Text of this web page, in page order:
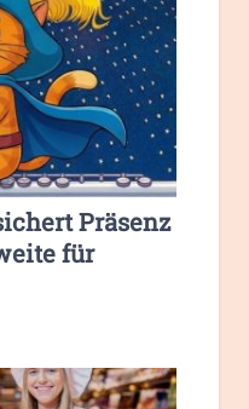
Präsenz
für